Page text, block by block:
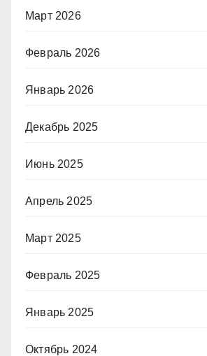
Март 2026
Февраль 2026
Январь 2026
Декабрь 2025
Июнь 2025
Апрель 2025
Март 2025
Февраль 2025
Январь 2025
Октябрь 2024